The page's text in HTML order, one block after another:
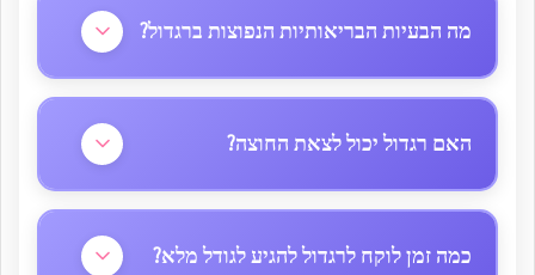
אחרות כולל חתולים וכלבים. האופי הרגוע והידידותי
שלהם עוזר להם להשתלב היטב. חשוב להכניס אותם
בהדרגה ולפקח על האינטראקציות הראשונות.
מה הבעיות הבריאותיות הנפוצות ברגדול?
הבעיות הנפוצות כוללות: מחלות לב (בעיקר HCM),
דיספלזיה של מפרק הירך ואבנים בשלפוחית השתן.
חשוב לקנות ממגדל מוכר שעושה בדיקות בריאות
ולבצע בדיקות וטרינריות קבועות, במיוחד אחרי גיל
האם רגדול יכול לצאת החוצה?
לא מומלץ לתת לחתול לשוטט בחוץ לבד. בגלל
אינסטינקטי הישרדות חזקים ועלולים להיפגע. אפשר
כמה זמן לוקח לרגדול להגיע לגודל מלא?